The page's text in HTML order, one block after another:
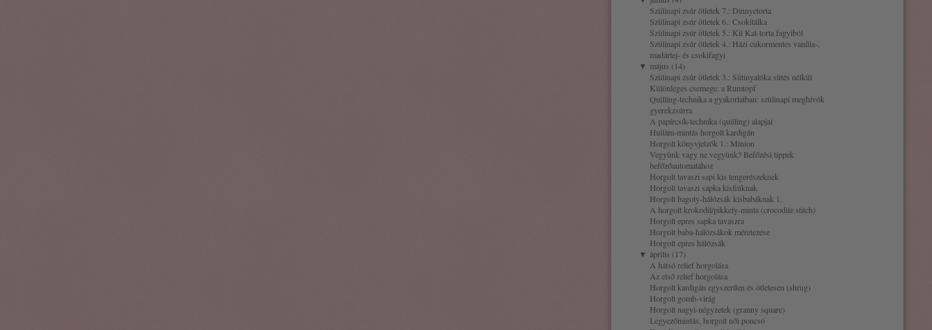
Szülinapi zsúr ötletek 7.: Dinnyetorta
Szülinapi zsúr ötletek 6.: Csokitálka
Szülinapi zsúr ötletek 5.: Kit Kat-torta fagyiból
Szülinapi zsúr ötletek 4.: Házi cukormentes vanília-,
madártej- és csokifagyi
▼ május (14)
Szülinapi zsúr ötletek 3.: Sütinyalóka sütés nélkül
Különleges csemege: a Rumtopf
Quilling-technika a gyakorlatban: szülinapi meghívók
gyerekzsúrra
A papírcsík-technika (quilling) alapjai
Hullám-mintás horgolt kardigán
Horgolt könyvjelzők 1.: Minion
Vegyünk vagy ne vegyünk? Befőzési tippek
befőzőautomatához
Horgolt tavaszi sapi kis tengerészeknek
Horgolt tavaszi sapka kisfiúknak
Horgolt bagoly-hálózsák kisbabáknak 1.
A horgolt krokodil/pikkely-minta (crocodile stitch)
Horgolt epres sapka tavaszra
Horgolt baba-hálózsákok méretezése
Horgolt epres hálózsák
▼ április (17)
A hátsó relief horgolása
Az első relief horgolása
Horgolt kardigán egyszerűen és ötletesen (shrug)
Horgolt gomb-virág
Horgolt nagyi-négyzetek (granny square)
Legyezőmintás, horgolt női poncsó